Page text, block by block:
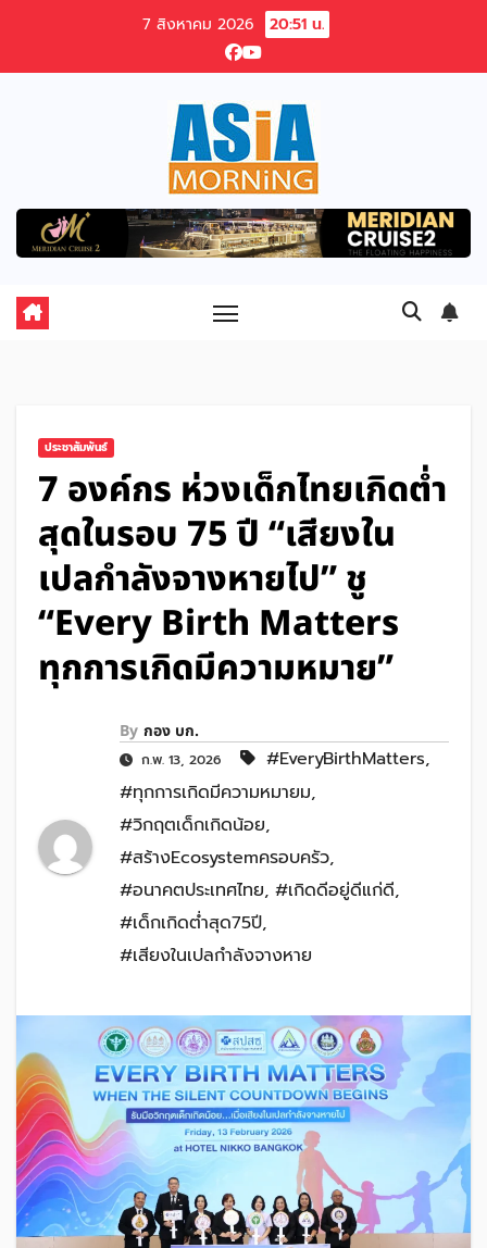
content
7 สิงหาคม 2026 20:51 น.
ประชาสัมพันธ์
7 องค์กร ห่วงเด็กไทยเกิดต่ำ
สุดในรอบ 75 ปี “เสียงใน
เปลกำลังจางหายไป” ชู
“Every Birth Matters
ทุกการเกิดมีความหมาย”
By กอง บก.
ก.พ. 13, 2026 #EveryBirthMatters,
#ทุกการเกิดมีความหมายม,
#วิกฤตเด็กเกิดน้อย,
#สร้างEcosystemครอบครัว,
#อนาคตประเทศไทย, #เกิดดีอยู่ดีแก่ดี,
#เด็กเกิดต่ำสุด75ปี,
#เสียงในเปลกำลังจางหาย